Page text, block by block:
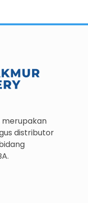
merupakan
distributor